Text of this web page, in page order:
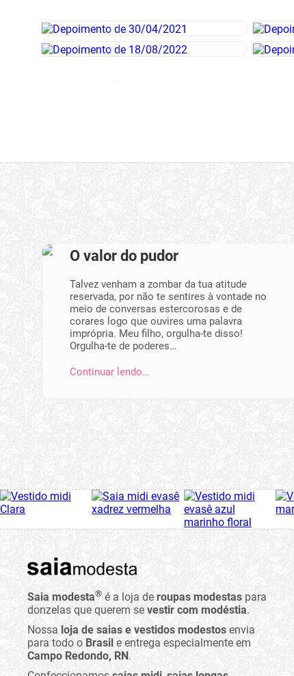
O valor do pudor
Talvez venham a zombar da tua atitude
reservada, por não te sentires à vontade no
meio de conversas estercorosas e de
corares logo que ouvires uma palavra
imprópria. Meu filho, orgulha-te disso!
Orgulha-te de poderes…
Continuar lendo…
Saia modesta® é a loja de roupas modestas para
donzelas que querem se vestir com modéstia.
Nossa loja de saias e vestidos modestos envia
para todo o Brasil e entrega especialmente em
Campo Redondo, RN .